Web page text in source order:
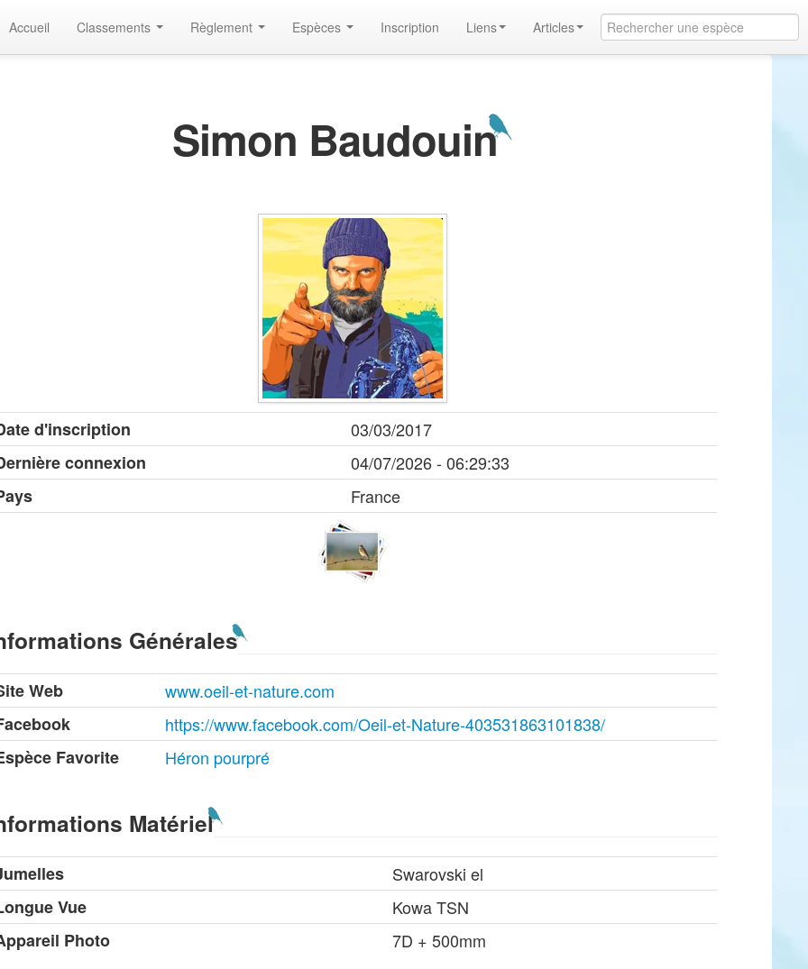
Accueil Classements Règlement Espèces Inscription Liens Articles
Simon Baudouin
d'inscription
03/03/2017
connexion
04/07/2026 - 06:29:33
France
Générales
Web
www.oeil-et-nature.com
https://www.facebook.com/Oeil-et-Nature-403531863101838/
Favorite
Héron pourpré
Matériel
Swarovski el
Vue
Kowa TSN
Photo
7D + 500mm